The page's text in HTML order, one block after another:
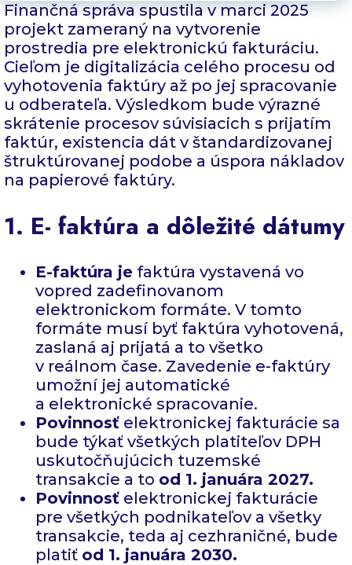
Finančná správa spustila v marci 2025
projekt zameraný na vytvorenie
prostredia pre elektronickú fakturáciu.
Cieľom je digitalizácia celého procesu od
vyhotovenia faktúry až po jej spracovanie
u odberateľa. Výsledkom bude výrazné
skrátenie procesov súvisiacich s prijatím
faktúr, existencia dát v štandardizovanej
štruktúrovanej podobe a úspora nákladov
na papierové faktúry.
1. E- faktúra a dôležité dátumy
E-faktúra je faktúra vystavená vo
vopred zadefinovanom
elektronickom formáte. V tomto
formáte musí byť faktúra vyhotovená,
zaslaná aj prijatá a to všetko
v reálnom čase. Zavedenie e-faktúry
umožní jej automatické
a elektronické spracovanie.
Povinnosť elektronickej fakturácie sa
bude týkať všetkých platiteľov DPH
uskutočňujúcich tuzemské
transakcie a to od 1. januára 2027.
Povinnosť elektronickej fakturácie
pre všetkých podnikateľov a všetky
transakcie, teda aj cezhraničné, bude
platiť od 1. januára 2030.